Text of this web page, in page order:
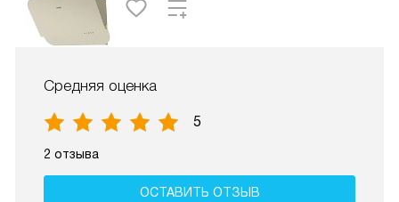
Средняя оценка
5
2 отзыва
ОСТАВИТЬ ОТЗЫВ